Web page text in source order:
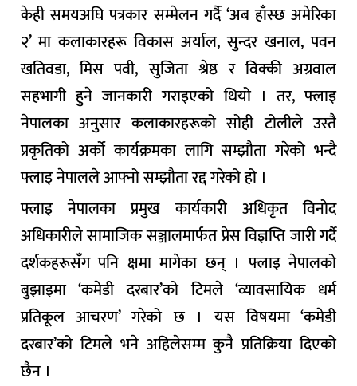
केही समयअघि पत्रकार सम्मेलन गर्दै ‘अब हाँस्छ अमेरिका
२’ मा कलाकारहरू विकास अर्याल, सुन्दर खनाल, पवन
खतिवडा, मिस पवी, सुजिता श्रेष्ठ र विक्की अग्रवाल
सहभागी हुने जानकारी गराइएको थियो । तर, फ्लाइ
नेपालका अनुसार कलाकारहरूको सोही टोलीले उस्तै
प्रकृतिको अर्को कार्यक्रमका लागि सम्झौता गरेको भन्दै
फ्लाइ नेपालले आफ्नो सम्झौता रद्द गरेको हो ।
फ्लाइ नेपालका प्रमुख कार्यकारी अधिकृत विनोद
अधिकारीले सामाजिक सञ्जालमार्फत प्रेस विज्ञप्ति जारी गर्दै
दर्शकहरूसँग पनि क्षमा मागेका छन् । फ्लाइ नेपालको
बुझाइमा ‘कमेडी दरबार’को टिमले ‘व्यावसायिक धर्म
प्रतिकूल आचरण’ गरेको छ । यस विषयमा ‘कमेडी
दरबार’को टिमले भने अहिलेसम्म कुनै प्रतिक्रिया दिएको
छैन ।